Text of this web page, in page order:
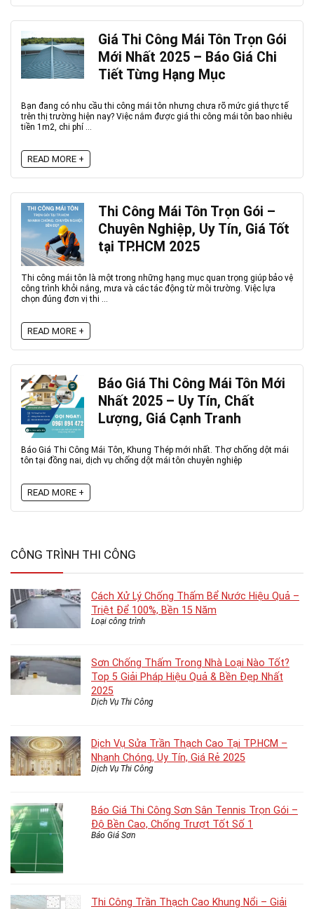
Giá Thi Công Mái Tôn Trọn Gói
Mới Nhất 2025 – Báo Giá Chi
Tiết Từng Hạng Mục
Bạn đang có nhu cầu thi công mái tôn nhưng chưa rõ mức giá thực tế
trên thị trường hiện nay? Việc nắm được giá thi công mái tôn bao nhiêu
tiền 1m2, chi phí ...
READ MORE +
Thi Công Mái Tôn Trọn Gói –
Chuyên Nghiệp, Uy Tín, Giá Tốt
tại TP.HCM 2025
Thi công mái tôn là một trong những hạng mục quan trọng giúp bảo vệ
công trình khỏi nắng, mưa và các tác động từ môi trường. Việc lựa
chọn đúng đơn vị thi ...
READ MORE +
Báo Giá Thi Công Mái Tôn Mới
Nhất 2025 – Uy Tín, Chất
Lượng, Giá Cạnh Tranh
Báo Giá Thi Công Mái Tôn, Khung Thép mới nhất. Thợ chống dột mái
tôn tại đồng nai, dịch vụ chống dột mái tôn chuyên nghiệp
READ MORE +
CÔNG TRÌNH THI CÔNG
Cách Xử Lý Chống Thấm Bể Nước Hiệu Quả –
Triệt Để 100%, Bền 15 Năm
Loại công trình
Sơn Chống Thấm Trong Nhà Loại Nào Tốt?
Top 5 Giải Pháp Hiệu Quả & Bền Đẹp Nhất
2025
Dịch Vụ Thi Công
Dịch Vụ Sửa Trần Thạch Cao Tại TP.HCM –
Nhanh Chóng, Uy Tín, Giá Rẻ 2025
Dịch Vụ Thi Công
Báo Giá Thi Công Sơn Sân Tennis Trọn Gói –
Độ Bền Cao, Chống Trượt Tốt Số 1
Báo Giá Sơn
Thi Công Trần Thạch Cao Khung Nổi – Giải